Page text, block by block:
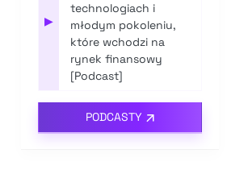
▶
technologiach i
młodym pokoleniu,
które wchodzi na
rynek finansowy
[Podcast]
PODCASTY